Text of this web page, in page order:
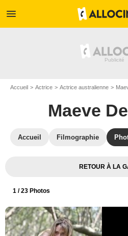
menu
Accueil Actrice Actrice australienne
Maeve
Accueil Filmographie
RETOUR À LA
1 / 23 Photos